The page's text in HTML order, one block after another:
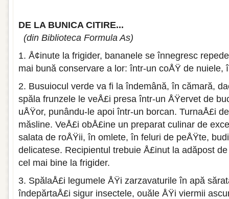
DE LA BUNICA CITIRE...
(din Biblioteca Formula As)
1. Å¢inute la frigider, bananele se înnegresc
mai bună con­servare a lor: într-un coÅŸ de nuiele,
2. Busuiocul verde va fi la îndemână, în cămară,
spăla frunzele le veÅ£i presa într-un ÅŸervet de
uÅŸor, punându-le apoi într-un borcan. TurnaÅ£i
măsline. VeÅ£i obÅ£ine un preparat culinar de
salata de roÅŸii, în omlete, în feluri de peÅŸte,
delicatese. Recipientul trebuie Å£inut la adăpost
cel mai bine la frigider.
3. SpălaÅ£i legumele ÅŸi zarzavaturile în apă
îndepărtaÅ£i sigur in­sectele, ouăle ÅŸi viermii